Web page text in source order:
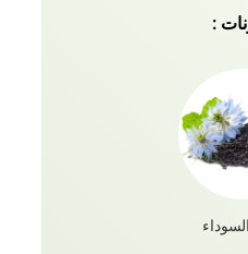
أي تكسر ، وتصلحه من
ومليء بالحجم. زيت الحبة
التالف أو الأطراف
وداعا لمشاكل الشعر!
: